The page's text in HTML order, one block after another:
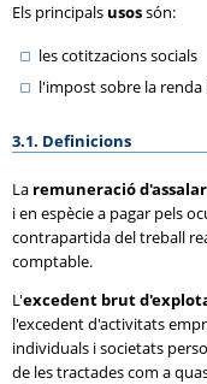
Els principals usossón:
les cotitzacions socials
l'impost sobre la
3.1. Definicions
La remuneració
i en espècie a pagar pels
contrapartida del treball
comptable.
L'excedent brut
l'excedent d'activitats
individuals i societats
de les tractades com a